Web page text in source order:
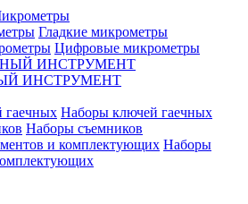
Гладкие микрометры
Цифровые микрометры
ИНСТРУМЕНТ
Наборы ключей гаечных
Наборы съемников
Наборы